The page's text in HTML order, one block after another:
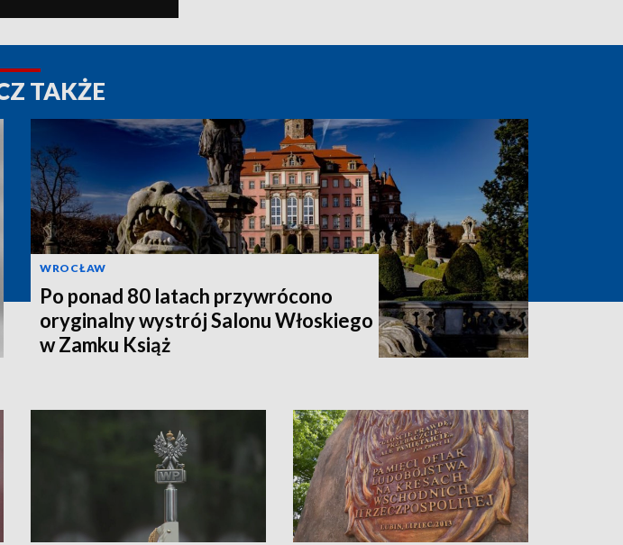
TAKŻE
WROCŁAW
Po ponad 80 latach przywrócono
oryginalny wystrój Salonu Włoskiego
w Zamku Książ